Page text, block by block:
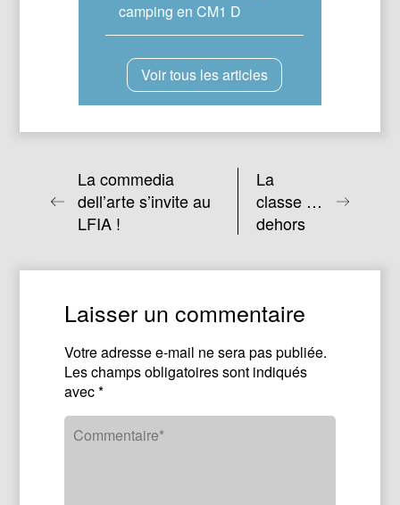
camping en CM1 D
Voir tous les articles
La commedia
dell’arte s’invite au
LFIA !
La
classe …
dehors
Laisser un commentaire
Votre adresse e-mail ne sera pas publiée.
Les champs obligatoires sont indiqués
avec*